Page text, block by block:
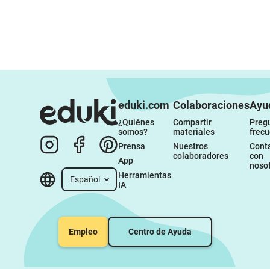
Español
eduki.com
¿Quiénes
somos?
Prensa
App
Herramientas
IA
Colaboraciones
Compartir
materiales
Nuestros
colaboradores
con
Empleo Centro de Ayuda